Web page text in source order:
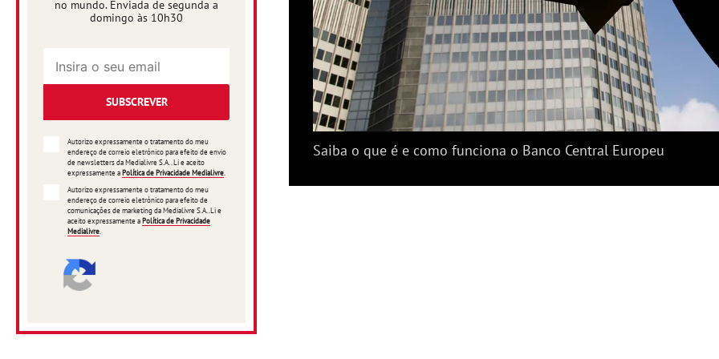
no mundo. Enviada de segunda a
domingo às 10h30
SUBSCREVER
Autorizo expressamente o tratamento do meu
endereço de correio eletrónico para efeito de envio
de newsletters da Medialivre S.A.. Li e aceito
expressamente aPolítica de Privacidade Medialivre
Autorizo expressamente o tratamento do meu
endereço de correio eletrónico para efeito de
comunicações de marketing da Medialivre S.A..Li e
aceito expressamente aPolítica de Privacidade
Medialivre
Saiba o que é e como funciona o Banco Central Europeu